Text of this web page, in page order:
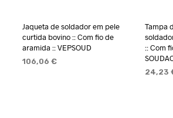
Jaqueta de soldador em pele
curtida bovino :: Com fio de
aramida :: VEPSOUD
106,06€
Tampa
:: Com
24,23